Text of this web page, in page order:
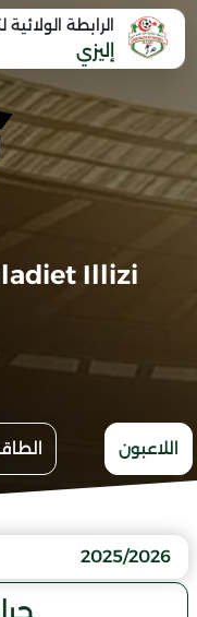
الرابطة الولائية
إليزي
Illizi
اللاعبون
2025/2026